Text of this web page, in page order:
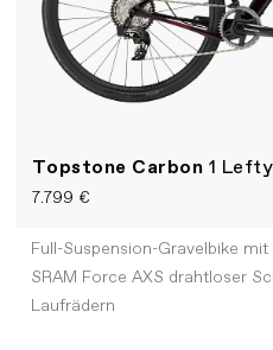
Topstone Carbon 1 Lefty
7.799 €
Full-Suspension-Gravelbike
SRAM Force AXS drahtloser
Laufrädern